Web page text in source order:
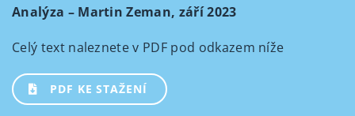
Analýza – Martin Zeman, září 2023
Celý text naleznete v PDF pod odkazem níže
PDF KE STAŽENÍ